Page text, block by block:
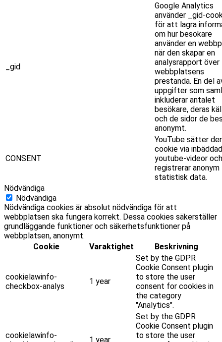
_gid
Google Analytics
använder _gid-
för att lagra
om hur besökare
använder en
när den skapar en
analysrapport över
webbplatsens
prestanda. En del
uppgifter som
inkluderar antalet
besökare, deras
och de sidor de
anonymt.
CONSENT
YouTube sätter
cookie via
youtube-videor och
registrerar anonym
statistisk data.
Nödvändiga
Nödvändiga
Nödvändiga cookies är absolut nödvändiga för att
webbplatsen ska fungera korrekt. Dessa cookies säkerställer
grundläggande funktioner och säkerhetsfunktioner på
webbplatsen, anonymt.
Cookie
Varaktighet Beskrivning
cookielawinfo-
checkbox-analys
1 year
Set by the GDPR
Cookie Consent plugin
to store the user
consent for cookies in
the category
"Analytics".
cookielawinfo-
1 year
Set by the GDPR
Cookie Consent plugin
to store the user